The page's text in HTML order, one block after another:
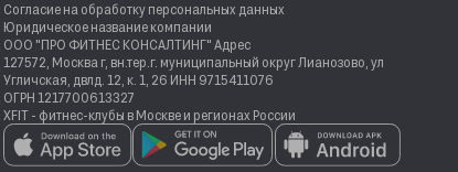
Согласие на обработку персональных данных
Юридическое название компании
ООО "ПРО ФИТНЕС КОНСАЛТИНГ" Адрес
127572, Москва г, вн.тер.г. муниципальный округ Лианозово, ул
Угличская, двлд. 12, к. 1, 26 ИНН 9715411076
ОГРН 1217700613327
XFIT - фитнес-клубы в Москве и регионах России